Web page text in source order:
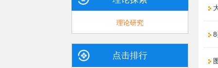
理论研究
点击排行